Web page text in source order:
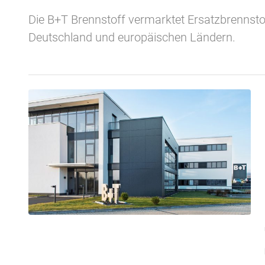
Die B+T Brennstoff vermarktet
Deutschland und europäischen Ländern.
Standorte